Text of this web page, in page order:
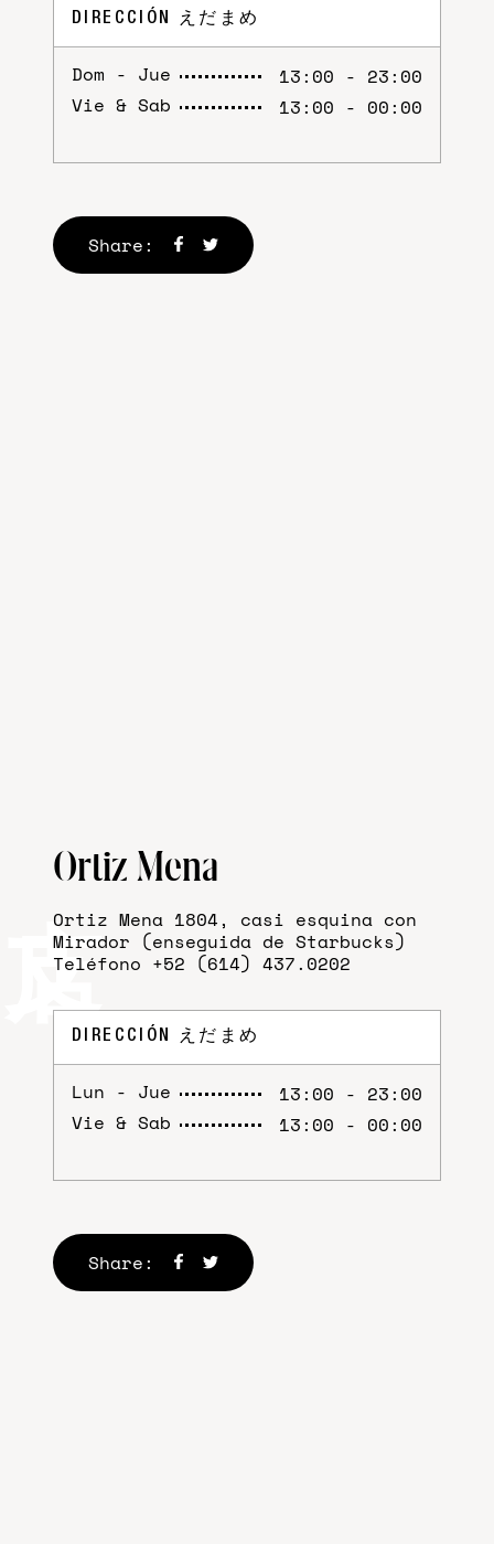
DIRECCIÓN えだまめ
Dom - Jue
13:00 - 23:00
Vie & Sab
13:00 - 00:00
Share:
Ortiz Mena
Ortiz Mena 1804, casi esquina con
Mirador (enseguida de Starbucks)
Teléfono +52 (614) 437.0202
DIRECCIÓN えだまめ
Lun - Jue
13:00 - 23:00
Vie & Sab
13:00 - 00:00
Share: